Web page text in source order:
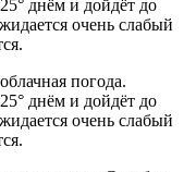
днём и дойдёт до
очень слабый
погода.
днём и дойдёт до
очень слабый